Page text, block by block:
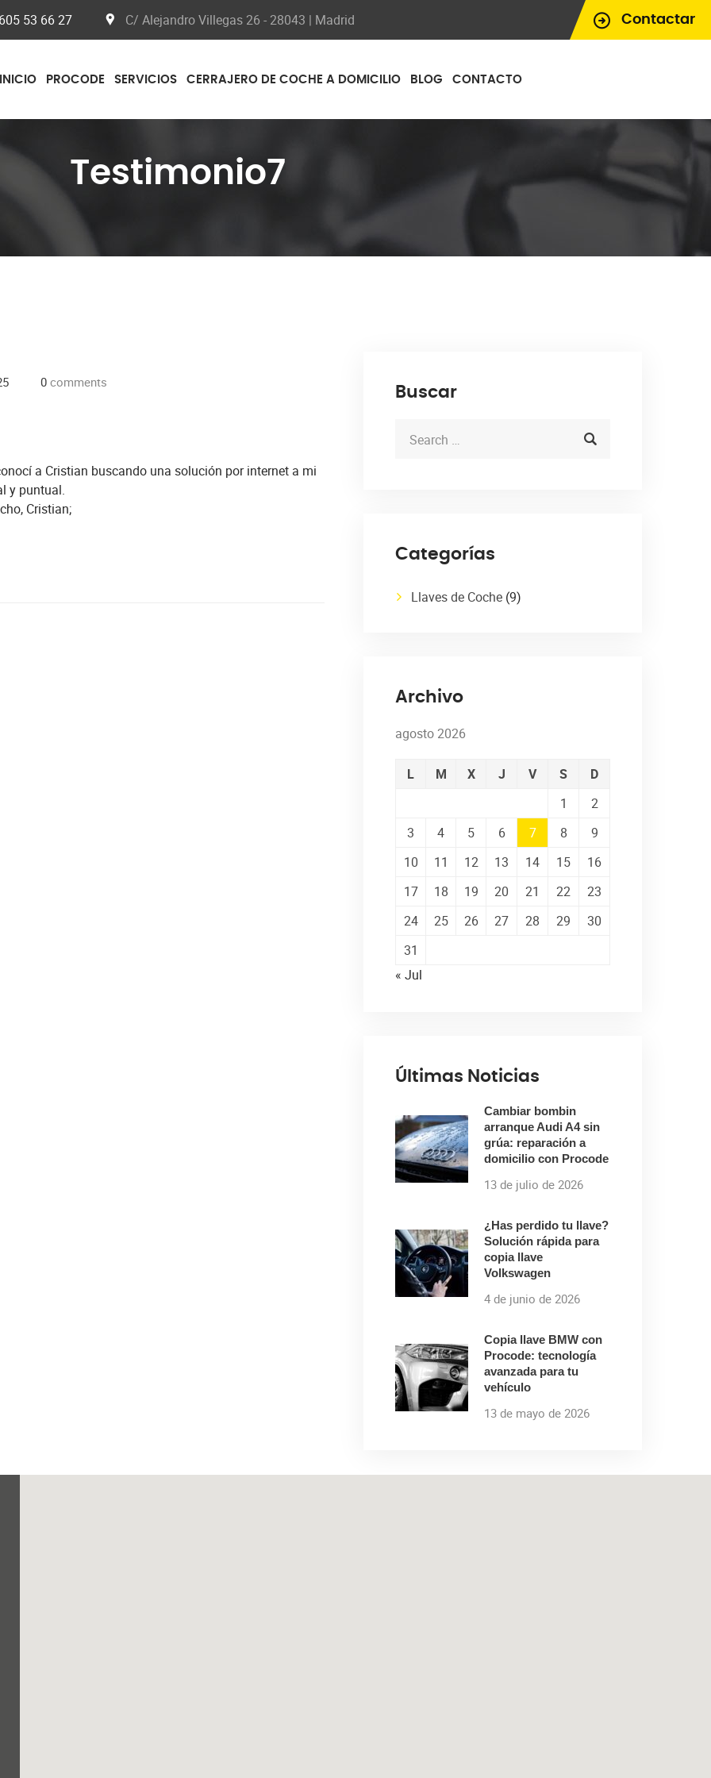
Contactar
53 66 27 C/ Alejandro Villegas 26 - 28043 | Madrid
INICIO PROCODE SERVICIOS CERRAJERO DE COCHE A DOMICILIO BLOG CONTACTO
Testimonio7
0 comments
a Cristian buscando una solución por internet a mi
y puntual.
Cristian;
Buscar
Categorías
Llaves de Coche (9)
Archivo
agosto 2026
L M X J V S
D
1
2
3
4 5 6 7 8
9
10
11 12 13 14 15
16
17
18 19 20 21 22
23
24
25 26 27 28 29
30
31
« Jul
Últimas Noticias
Cambiar bombin
arranque Audi A4 sin
grúa: reparación a
domicilio con Procode
13 de julio de 2026
¿Has perdido tu llave?
Solución rápida para
copia llave
Volkswagen
4 de junio de 2026
Copia llave BMW con
Procode: tecnología
avanzada para tu
vehículo
13 de mayo de 2026